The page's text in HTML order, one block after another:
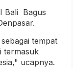
Bali Bagus
tempat
termasuk
ucapnya.